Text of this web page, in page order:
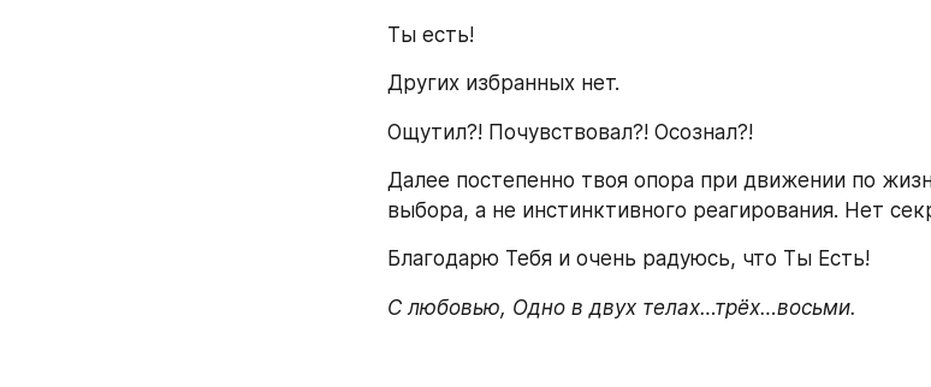
Ты есть!
Других избранных нет.
Ощутил?! Почувствовал?! Осознал?!
Далее постепенно твоя опора при движении по
выбора, а не инстинктивного реагирования. Нет
Благодарю Тебя и очень радуюсь, что Ты Есть!
С любовью, Одно в двух телах…трёх…восьми.